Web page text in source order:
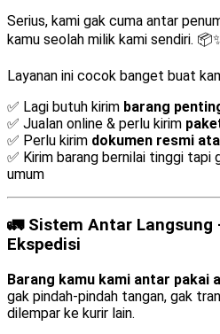
Serius, kami gak cuma antar
kamu seolah milik kami sendiri.
Layanan ini cocok banget buat
✅ Lagi butuh kirim barang
✅ Jualan online & perlu kirim
✅ Perlu kirim dokumen resmi
✅ Kirim barang bernilai tinggi tapi
umum
🚛 Sistem Antar Langsung
Ekspedisi
Barang kamu kami antar pakai
gak pindah-pindah tangan, gak
dilempar ke kurir lain.